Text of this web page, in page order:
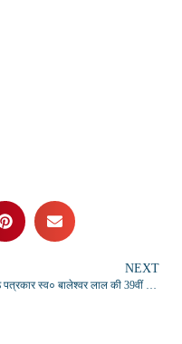
NEXT
वरिष्ठ पत्रकार स्व० बालेश्वर लाल की 39वीं पुण्यतिथि पर श्रद्धांजलि सभा आयोजित